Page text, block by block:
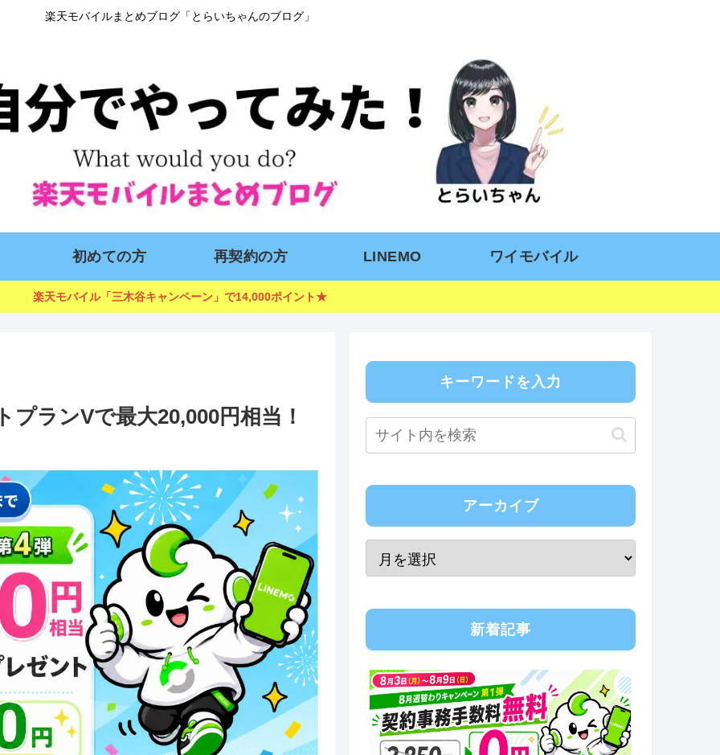
楽天モバイルまとめブログ「とらいちゃんのブログ」
初めての方 再契約の方 LINEMO ワイモバイル
楽天モバイル「三木谷キャンペーン」で14,000ポイント★
ランVで最大20,000円相当！
キーワードを入力
アーカイブ
新着記事